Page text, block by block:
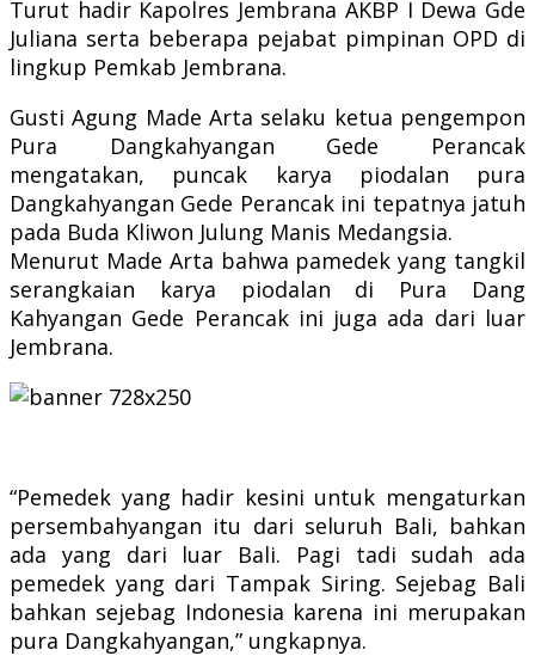
Turut hadir Kapolres Jembrana AKBP I Dewa Gde
Juliana serta beberapa pejabat pimpinan OPD di
lingkup Pemkab Jembrana.
Gusti Agung Made Arta selaku ketua pengempon
Pura Dangkahyangan Gede Perancak
mengatakan, puncak karya piodalan pura
Dangkahyangan Gede Perancak ini tepatnya jatuh
pada Buda Kliwon Julung Manis Medangsia.
Menurut Made Arta bahwa pamedek yang tangkil
serangkaian karya piodalan di Pura Dang
Kahyangan Gede Perancak ini juga ada dari luar
Jembrana.
“Pemedek yang hadir kesini untuk mengaturkan
persembahyangan itu dari seluruh Bali, bahkan
ada yang dari luar Bali. Pagi tadi sudah ada
pemedek yang dari Tampak Siring. Sejebag Bali
bahkan sejebag Indonesia karena ini merupakan
pura Dangkahyangan,” ungkapnya.